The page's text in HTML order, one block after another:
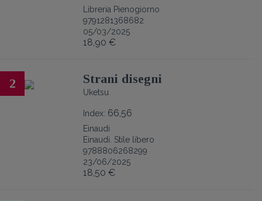
Libreria Pienogiorno
9791281368682
05/03/2025
18,90 €
2 Strani disegni
Uketsu
Index: 66,56
Einaudi
Einaudi. Stile libero
9788806268299
23/06/2025
18,50 €